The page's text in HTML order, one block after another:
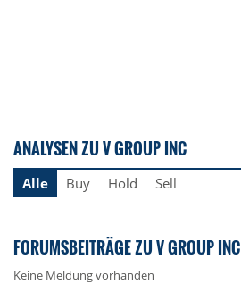
ANALYSEN ZU V GROUP INC
Alle Buy Hold Sell
FORUMSBEITRÄGE ZU V GROUP INC
Keine Meldung vorhanden